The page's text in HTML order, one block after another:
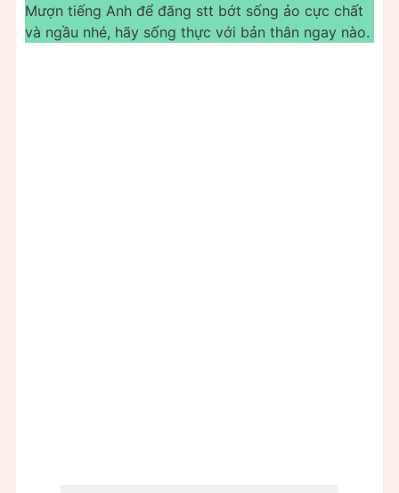
Mượn tiếng Anh để đăng stt bớt sống ảo cực chất
và ngầu nhé, hãy sống thực với bản thân ngay nào.